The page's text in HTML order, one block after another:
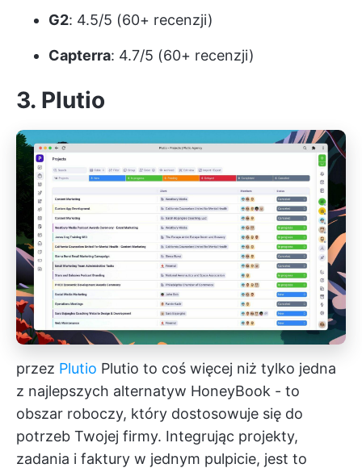
G2: 4.5/5 (60+ recenzji)
Capterra: 4.7/5 (60+ recenzji)
3. Plutio
przez Plutio Plutio to coś więcej niż tylko jedna
z najlepszych alternatyw HoneyBook - to
obszar roboczy, który dostosowuje się do
potrzeb Twojej firmy. Integrując projekty,
zadania i faktury w jednym pulpicie, jest to